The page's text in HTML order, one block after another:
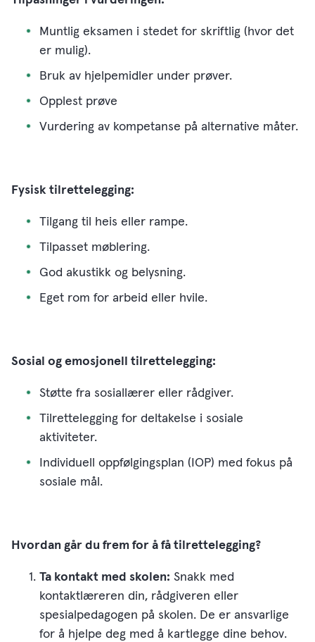
Muntlig eksamen i stedet for skriftlig (hvor det
er mulig).
Bruk av hjelpemidler under prøver.
Opplest prøve
Vurdering av kompetanse på alternative måter.
Fysisk tilrettelegging:
Tilgang til heis eller rampe.
Tilpasset møblering.
God akustikk og belysning.
Eget rom for arbeid eller hvile.
Sosial og emosjonell tilrettelegging:
Støtte fra sosiallærer eller rådgiver.
Tilrettelegging for deltakelse i sosiale
aktiviteter.
Individuell oppfølgingsplan (IOP) med fokus på
sosiale mål.
Hvordan går du frem for å få tilrettelegging?
Ta kontakt med skolen: Snakk med
kontaktlæreren din, rådgiveren eller
spesialpedagogen på skolen. De er ansvarlige
for å hjelpe deg med å kartlegge dine behov.